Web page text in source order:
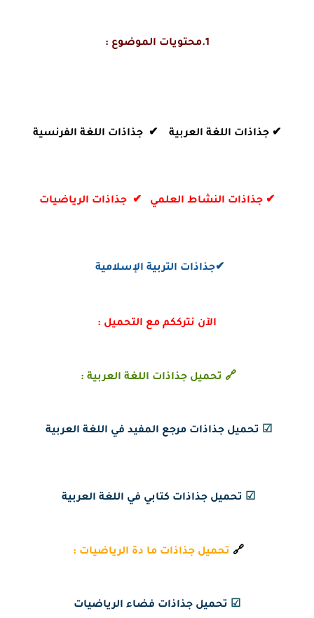
1.محتويات الموضوع :
✔ جذاذات اللغة العربية ✔ جذاذات اللغة الفرنسية
✔ جذاذات النشاط العلمي ✔ جذاذات الرياضيات
✔جذاذات التربية الإسلامية
الآن نترككم مع التحميل :
🔗 تحميل جذاذات اللغة العربية :
☑ تحميل جذاذات مرجع المفيد في اللغة العربية
☑ تحميل جذاذات كتابي في اللغة العربية
🔗 تحميل جذاذات ما دة الرياضيات :
☑ تحميل جذاذات فضاء الرياضيات